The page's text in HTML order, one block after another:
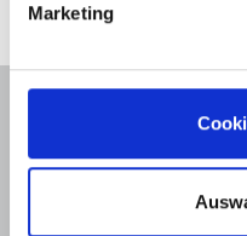
Marketing